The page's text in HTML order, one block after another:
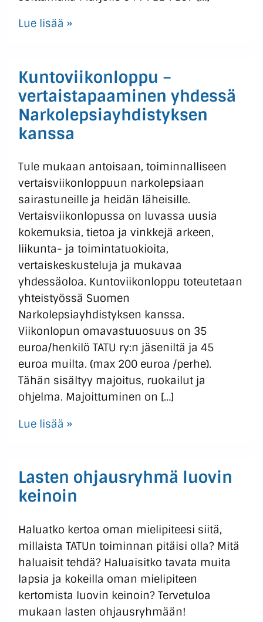
Lue lisää »
Kuntoviikonloppu –
vertaistapaaminen yhdessä
Narkolepsiayhdistyksen
kanssa
Tule mukaan antoisaan, toiminnalliseen
vertaisviikonloppuun narkolepsiaan
sairastuneille ja heidän läheisille.
Vertaisviikonlopussa on luvassa uusia
kokemuksia, tietoa ja vinkkejä arkeen,
liikunta- ja toimintatuokioita,
vertaiskeskusteluja ja mukavaa
yhdessäoloa. Kuntoviikonloppu toteutetaan
yhteistyössä Suomen
Narkolepsiayhdistyksen kanssa.
Viikonlopun omavastuuosuus on 35
euroa/henkilö TATU ry:n jäseniltä ja 45
euroa muilta. (max 200 euroa /perhe).
Tähän sisältyy majoitus, ruokailut ja
ohjelma. Majoittuminen on […]
Lue lisää »
Lasten ohjausryhmä luovin
keinoin
Haluatko kertoa oman mielipiteesi siitä,
millaista TATUn toiminnan pitäisi olla? Mitä
haluaisit tehdä? Haluaisitko tavata muita
lapsia ja kokeilla oman mielipiteen
kertomista luovin keinoin? Tervetuloa
mukaan lasten ohjausryhmään!